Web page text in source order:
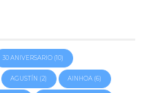
30 ANIVERSARIO (10)
AGUSTÍN (2) AINHOA (6)